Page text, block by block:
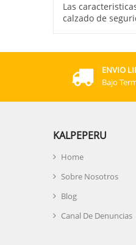
Las
calzado de
ENVIO
Bajo
KALPEPERU
Home
Sobre Nosotros
Blog
Canal De Denuncias